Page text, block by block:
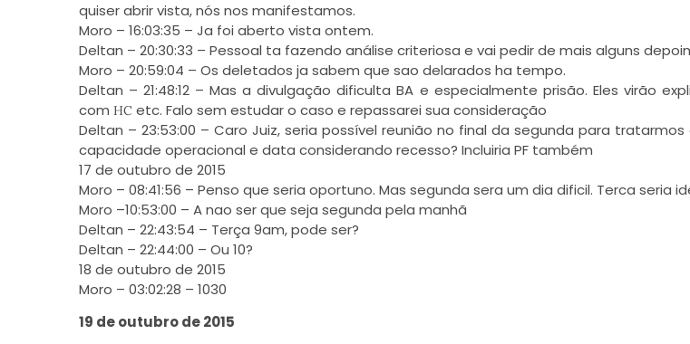
quiser abrir vista, nós nos manifestamos.
Moro – 16:03:35 – Ja foi aberto vista ontem.
Deltan – 20:30:33 – Pessoal ta fazendo análise criteriosa e vai pedir de mais alguns
Moro – 20:59:04 – Os deletados ja sabem que sao delarados ha tempo.
Deltan – 21:48:12 – Mas a divulgação dificulta BA e especialmente prisão. Eles virão
com HC etc. Falo sem estudar o caso e repassarei sua consideração
Deltan – 23:53:00 – Caro Juiz, seria possível reunião no final da segunda para tratarmos
capacidade operacional e data considerando recesso? Incluiria PF também
17 de outubro de 2015
Moro – 08:41:56 – Penso que seria oportuno. Mas segunda sera um dia dificil. Terca seria
Moro –10:53:00 – A nao ser que seja segunda pela manhã
Deltan – 22:43:54 – Terça 9am, pode ser?
Deltan – 22:44:00 – Ou 10?
18 de outubro de 2015
Moro – 03:02:28 – 1030
19 de outubro de 2015